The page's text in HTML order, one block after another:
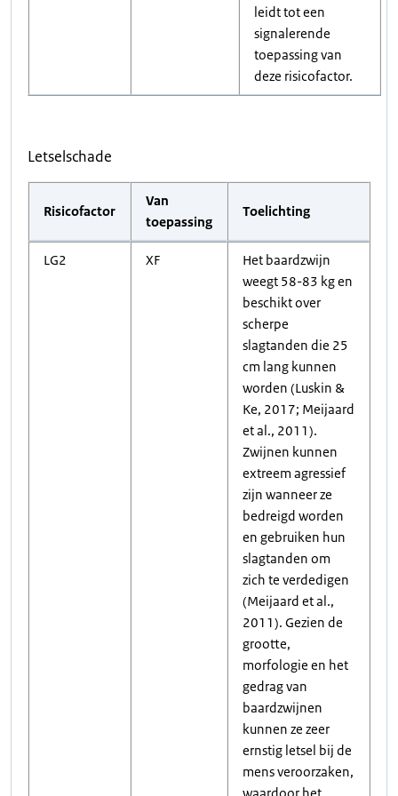
leidt tot een
signalerende
toepassing van
deze risicofactor.
Letselschade
Risicofactor
Van
toepassing
Toelichting
LG2 XF
Het baardzwijn
weegt 58-83 kg en
beschikt over
scherpe
slagtanden die 25
cm lang kunnen
worden (Luskin &
Ke, 2017; Meijaard
et al., 2011).
Zwijnen kunnen
extreem agressief
zijn wanneer ze
bedreigd worden
en gebruiken hun
slagtanden om
zich te verdedigen
(Meijaard et al.,
2011). Gezien de
grootte,
morfologie en het
gedrag van
baardzwijnen
kunnen ze zeer
ernstig letsel bij de
mens veroorzaken,